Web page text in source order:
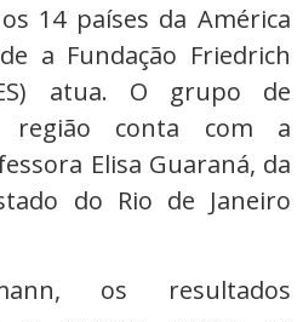
14 países da América
a Fundação Friedrich
atua. O grupo de
região conta com a
Elisa Guaraná, da
do Rio de Janeiro
os resultados